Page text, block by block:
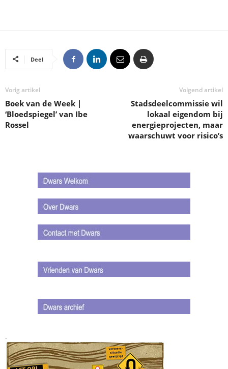
Deel
Vorig artikel
Boek van de Week |
‘Bloedspiegel’ van Ibe
Rossel
Volgend artikel
Stadsdeelcommissie wil
lokaal eigendom bij
energieprojecten, maar
waarschuwt voor risico’s